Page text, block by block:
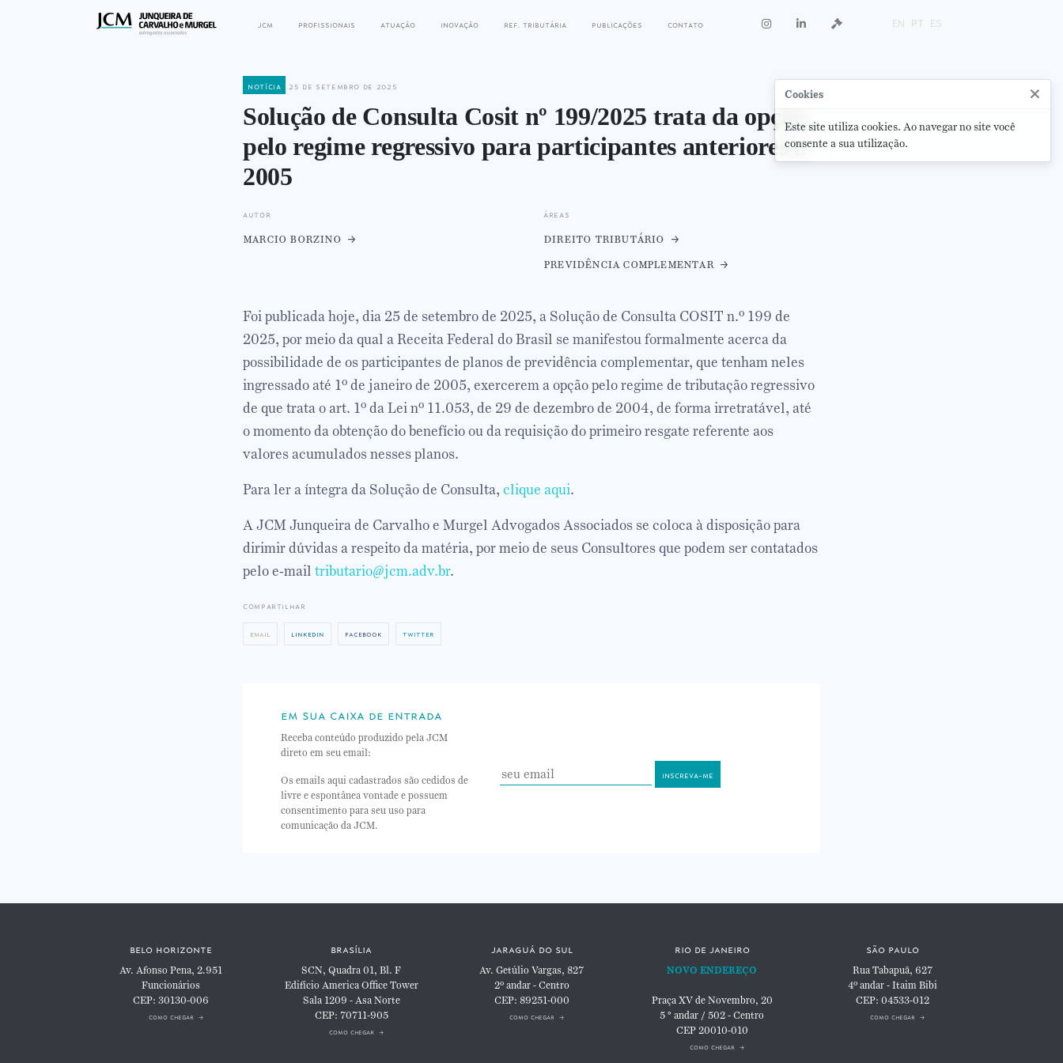
jcm profissionais atuação inovação ref. tributária publicações contato EN PT ES
notícia 25 de setembro de 2025
Solução de Consulta Cosit nº 199/2025 trata da opção
pelo regime regressivo para participantes anteriores a
2005
autor
marcio borzino
áreas
direito tributário
previdência complementar
Foi publicada hoje, dia 25 de setembro de 2025, a Solução de Consulta COSIT n.º 199 de
2025, por meio da qual a Receita Federal do Brasil se manifestou formalmente acerca da
possibilidade de os participantes de planos de previdência complementar, que tenham neles
ingressado até 1º de janeiro de 2005, exercerem a opção pelo regime de tributação regressivo
de que trata o art. 1º da Lei nº 11.053, de 29 de dezembro de 2004, de forma irretratável, até
o momento da obtenção do benefício ou da requisição do primeiro resgate referente aos
valores acumulados nesses planos.
Para ler a íntegra da Solução de Consulta, clique aqui.
A JCM Junqueira de Carvalho e Murgel Advogados Associados se coloca à disposição para
dirimir dúvidas a respeito da matéria, por meio de seus Consultores que podem ser contatados
pelo e-mail tributario@jcm.adv.br.
compartilhar
email linkedin facebook twitter
em sua caixa de entrada
Receba conteúdo produzido pela JCM
direto em seu email:
Os emails aqui cadastrados são cedidos de
livre e espontânea vontade e possuem
consentimento para seu uso para
comunicação da JCM.
belo horizonte
Av. Afonso Pena, 2.951
Funcionários
CEP: 30130-006
como chegar
brasília
SCN, Quadra 01, Bl. F
Edifício America Office Tower
Sala 1209 - Asa Norte
CEP: 70711-905
como chegar
jaraguá do sul
Av. Getúlio Vargas, 827
2º andar - Centro
CEP: 89251-000
como chegar
rio de janeiro
NOVO ENDEREÇO
Praça XV de Novembro, 20
5 ° andar / 502 - Centro
CEP 20010-010
como chegar
são paulo
Rua Tabapuã, 627
4º andar - Itaim Bibi
CEP: 04533-012
como chegar
Cookies ×
Este site utiliza cookies. Ao navegar no site você
consente a sua utilização.